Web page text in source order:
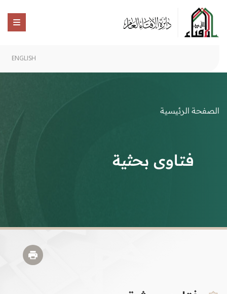
ENGLISH
الصفحة الرئيسية
فتاوى بحثية